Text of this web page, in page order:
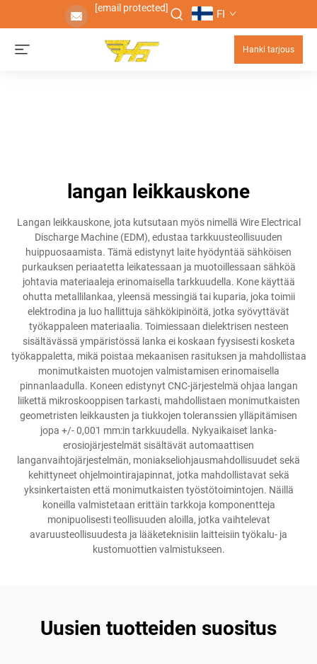
[email protected] FI
Hanki tarjous
langan leikkauskone
Langan leikkauskone, jota kutsutaan myös nimellä Wire Electrical
Discharge Machine (EDM), edustaa tarkkuusteollisuuden
huippuosaamista. Tämä edistynyt laite hyödyntää sähköisen
purkauksen periaatetta leikatessaan ja muotoillessaan sähköä
johtavia materiaaleja erinomaisella tarkkuudella. Kone käyttää
ohutta metallilankaa, yleensä messingiä tai kuparia, joka toimii
elektrodina ja luo hallittuja sähkökipinöitä, jotka syövyttävät
työkappaleen materiaalia. Toimiessaan dielektrisen nesteen
sisältävässä ympäristössä lanka ei koskaan fyysisesti kosketa
työkappaletta, mikä poistaa mekaanisen rasituksen ja mahdollistaa
monimutkaisten muotojen valmistamisen erinomaisella
pinnanlaadulla. Koneen edistynyt CNC-järjestelmä ohjaa langan
liikettä mikroskooppisen tarkasti, mahdollistaen monimutkaisten
geometristen leikkausten ja tiukkojen toleranssien ylläpitämisen
jopa +/- 0,001 mm:in tarkkuudella. Nykyaikaiset lanka-
erosiojärjestelmät sisältävät automaattisen
langanvaihtojärjestelmän, moniakseliohjausmahdollisuudet sekä
kehittyneet ohjelmointirajapinnat, jotka mahdollistavat sekä
yksinkertaisten että monimutkaisten työstötoimintojen. Näillä
koneilla valmistetaan erittäin tarkkoja komponentteja
monipuolisesti teollisuuden aloilla, jotka vaihtelevat
avaruusteollisuudesta ja lääketeknisiin laitteisiin työkalu- ja
kustomuottien valmistukseen.
Uusien tuotteiden suositus